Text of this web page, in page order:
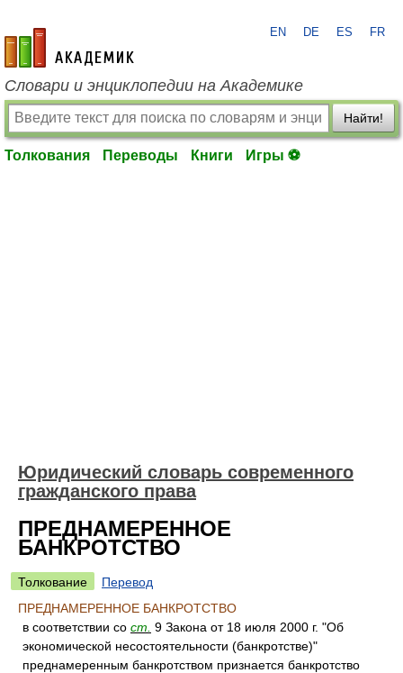
academic.ru
EN DE ES FR
Словари и энциклопедии на Академике
Найти!
Толкования Переводы Книги Игры ⚽
Юридический словарь современного
гражданского права
ПРЕДНАМЕРЕННОЕ
БАНКРОТСТВО
Толкование
Перевод
ПРЕДНАМЕРЕННОЕ БАНКРОТСТВО
в соответствии со ст. 9 Закона от 18 июля 2000 г. "Об
экономической несостоятельности (банкротстве)"
преднамеренным банкротством признается банкротство